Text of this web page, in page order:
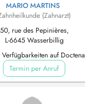
MARIO MARTINS
(Zahnarzt)
50, rue des Pepinières,
L-6645 Wasserbillig
Verfügbarkeiten auf Doctena
Termin per Anruf